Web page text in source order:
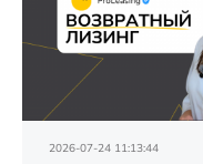
2026-07-24 11:13:44